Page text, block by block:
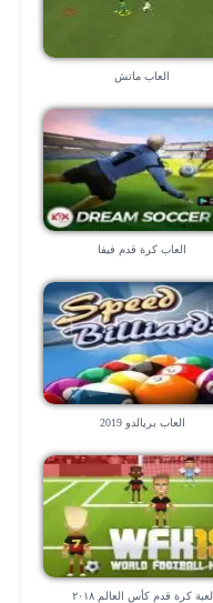
العاب ماتش
العاب كرة قدم فيفا
العاب بريالدو 2019
لعبة كرة قدم كأس العالم ٢٠١٨